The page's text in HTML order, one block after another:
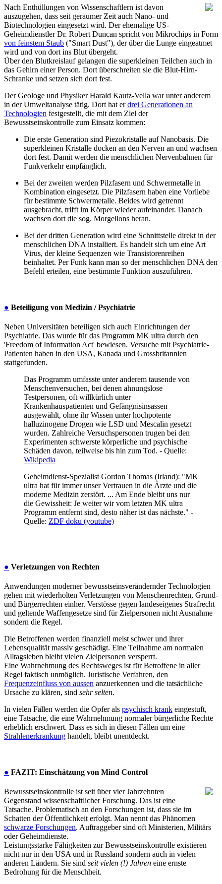
Nach Enthüllungen von Wissenschaftlern ist davon
auszugehen, dass seit geraumer Zeit auch Nano- und
Biotechnologien eingesetzt wird. Der ehemalige US-
Geheimdienstler Dr. Robert Duncan spricht von Mikrochips in Form
von feinstem Staub ("Smart Dust"), der über die Lunge eingeatmet
wird und von dort ins Blut übergeht.
Über den Blutkreislauf gelangen die superkleinen Teilchen auch in
das Gehirn einer Person. Dort überschreiten sie die Blut-Hirn-
Schranke und setzen sich dort fest.
Der Geologe und Physiker Harald Kautz-Vella war unter anderem
in der Umweltanalyse tätig. Dort hat erdrei Generationen an
Technologien festgestellt, die mit dem Ziel der
Bewusstseinskontrolle zum Einsatz kommen:
Die erste Generation sind Piezokristalle auf Nanobasis. Die
superkleinen Kristalle docken an den Nerven an und wachsen
dort fest. Damit werden die menschlichen Nervenbahnen für
Funkverkehr empfänglich.
Bei der zweiten werden Pilzfasern und Schwermetalle in
Kombination eingesetzt. Die Pilzfasern haben eine Vorliebe
für bestimmte Schwermetalle. Beides wird getrennt
ausgebracht, trifft im Körper wieder aufeinander. Danach
wachsen dort die sog. Morgellons heran.
Bei der dritten Generation wird eine Schnittstelle direkt in der
menschlichen DNA installiert. Es handelt sich um eine Art
Virus, der kleine Sequenzen wie Transistorenreihen
beinhaltet. Per Funk kann man so der menschlichen DNA den
Befehl erteilen, eine bestimmte Funktion auszuführen.
● Beteiligung von Medizin / Psychiatrie
Neben Universitäten beteiligen sich auch Einrichtungen der
Psychiatrie. Das wurde für das Programm MK ultra durch den
'Freedom of Information Act' bewiesen. Versuche mit Psychiatrie-
Patienten haben in den USA, Kanada und Grossbritannien
stattgefunden.
Das Programm umfasste unter anderem tausende von
Menschenversuchen, bei denen ahnungslose
Testpersonen, oft willkürlich unter
Krankenhauspatienten und Gefängnisinsassen
ausgewählt, ohne ihr Wissen unter hochpotente
halluzinogene Drogen wie LSD und Mescalin gesetzt
wurden. Zahlreiche Versuchspersonen trugen bei den
Experimenten schwerste körperliche und psychische
Schäden davon, teilweise bis hin zum Tod. - Quelle:
Wikipedia
Geheimdienst-Spezialist Gordon Thomas (Irland): "MK
ultra hat für immer unser Vertrauen in die Ärzte und die
moderne Medizin zerstört. ... Am Ende bleibt uns nur
die Gewissheit: Je weiter wir vom letzten MK ultra
Programm entfernt sind, desto näher ist das nächste." -
Quelle: ZDF doku (youtube)
● Verletzungen von Rechten
Anwendungen moderner bewusstseinsverändernder Technologien
gehen mit wiederholten Verletzungen von Menschenrechten, Grund-
und Bürgerrechten einher. Verstösse gegen landeseigenes Strafrecht
und geltende Waffengesetze sind für Zielpersonen nicht Ausnahme
sondern die Regel.
Die Betroffenen werden finanziell meist schwer und ihrer
Lebensqualität massiv geschädigt. Eine Teilnahme am normalen
Alltagsleben bleibt vielen Zielpersonen versperrt.
Eine Wahrnehmung des Rechtsweges ist für Betroffene in aller
Regel faktisch unmöglich. Juristische Verfahren, den
Frequenzeinfluss von aussen anzuerkennen und die tatsächliche
Ursache zu klären, sind sehr selten.
In vielen Fällen werden die Opfer als psychisch krank eingestuft,
eine Tatsache, die eine Wahrnehmung normaler bürgerliche Rechte
erheblich erschwert. Dass es sich in diesen Fällen um eine
Strahlenerkrankung handelt, bleibt unentdeckt.
● FAZIT: Einschätzung von Mind Control
Bewusstseinskontrolle ist seit über vier Jahrzehnten
Gegenstand wissenschaftlicher Forschung. Das ist eine
Tatsache. Problematisch an den Forschungen ist, dass sie im
Schatten der Öffentlichkeit erfolgt. Man nennt das Phänomen
schwarze Forschungen. Auftraggeber sind oft Ministerien, Militärs
oder Geheimdienste.
Leistungsstarke Fähigkeiten zur Bewusstseinskontrolle existieren
nicht nur in den USA und in Russland sondern auch in vielen
anderen Ländern. Sie sind seit vielen (!) Jahren eine ernste
Bedrohung für die Menschheit.